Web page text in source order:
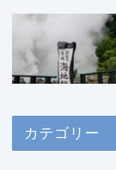
カテゴリー